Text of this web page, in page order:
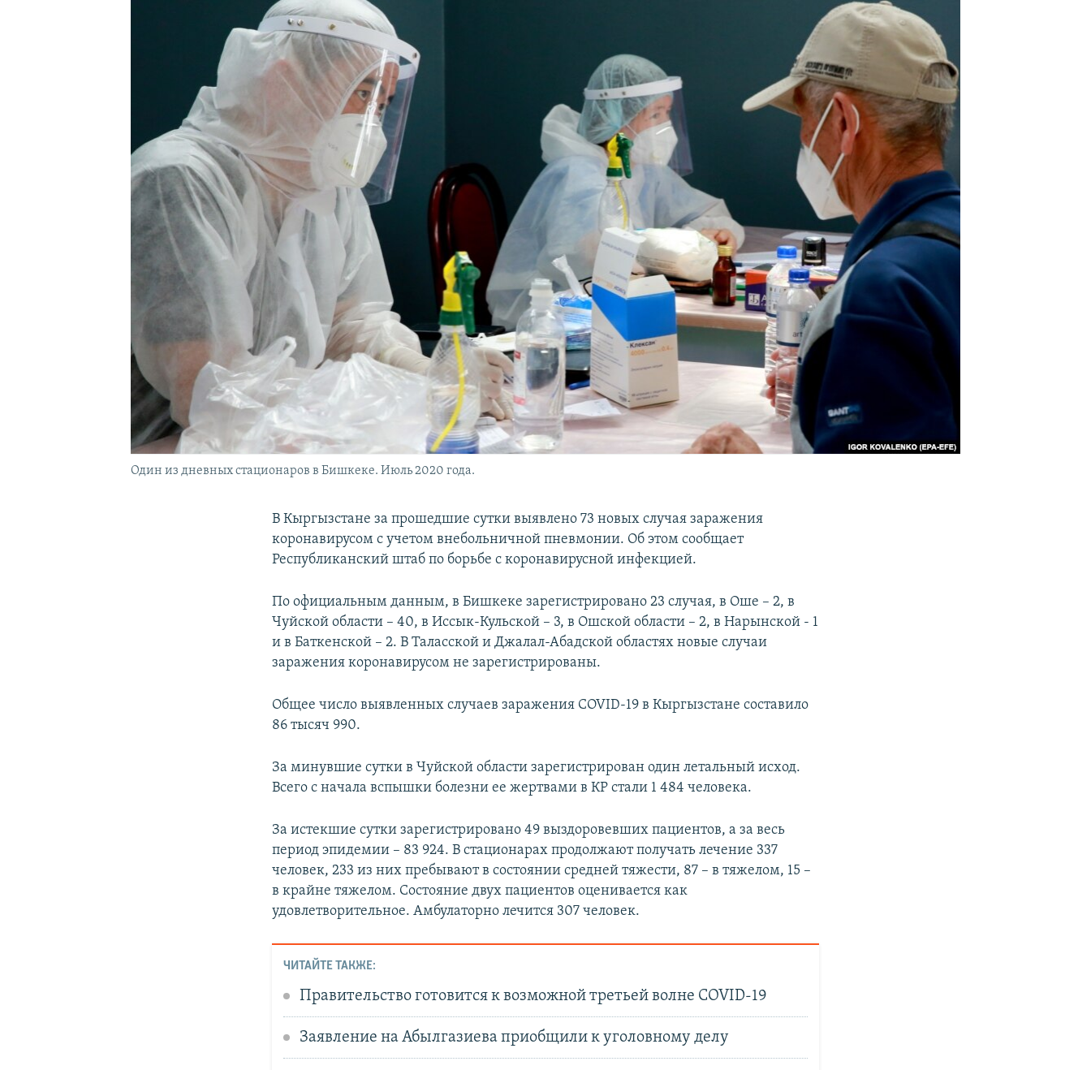
Один из дневных стационаров в Бишкеке. Июль 2020 года.
В Кыргызстане за прошедшие сутки выявлено 73 новых случая заражения
коронавирусом с учетом внебольничной пневмонии. Об этом сообщает
Республиканский штаб по борьбе с коронавирусной инфекцией.
По официальным данным, в Бишкеке зарегистрировано 23 случая, в Оше – 2, в
Чуйской области – 40, в Иссык-Кульской – 3, в Ошской области – 2, в Нарынской - 1
и в Баткенской – 2. В Таласской и Джалал-Абадской областях новые случаи
заражения коронавирусом не зарегистрированы.
Общее число выявленных случаев заражения COVID-19 в Кыргызстане составило
86 тысяч 990.
За минувшие сутки в Чуйской области зарегистрирован один летальный исход.
Всего с начала вспышки болезни ее жертвами в КР стали 1 484 человека.
За истекшие сутки зарегистрировано 49 выздоровевших пациентов, а за весь
период эпидемии – 83 924. В стационарах продолжают получать лечение 337
человек, 233 из них пребывают в состоянии средней тяжести, 87 – в тяжелом, 15 –
в крайне тяжелом. Состояние двух пациентов оценивается как
удовлетворительное. Амбулаторно лечится 307 человек.
ЧИТАЙТЕ ТАКЖЕ:
Правительство готовится к возможной третьей волне COVID-19
Заявление на Абылгазиева приобщили к уголовному делу